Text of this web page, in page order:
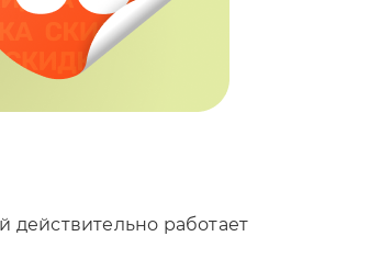
действительно работает